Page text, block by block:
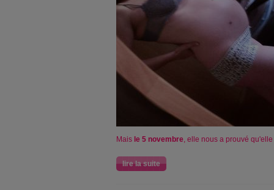
Mais le 5 novembre, elle nous a prouvé qu'elle
lire la suite